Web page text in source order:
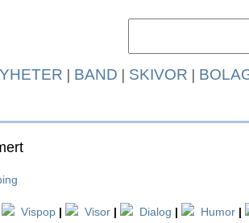
| BAND | SKIVOR |
Vispop | Visor | Dialog | Humor |